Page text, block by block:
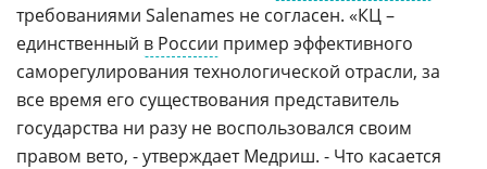
требованиями Salenames не согласен. «КЦ –
единственный в России пример эффективного
саморегулирования технологической отрасли, за
все время его существования представитель
государства ни разу не воспользовался своим
правом вето, - утверждает Медриш. - Что касается